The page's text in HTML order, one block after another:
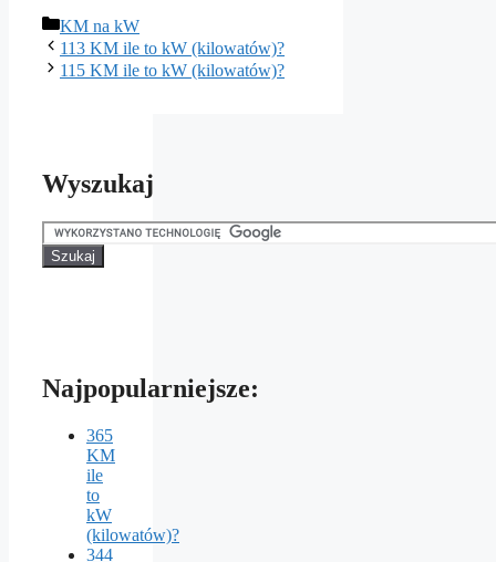
Kategorie
KM na kW
113 KM ile to kW (kilowatów)?
115 KM ile to kW (kilowatów)?
Wyszukaj
Najpopularniejsze:
365
KM
ile
to
kW
(kilowatów)?
344